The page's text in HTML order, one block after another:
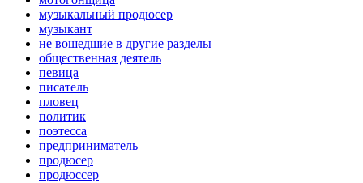
музыкальный продюсер
музыкант
не вошедшие в другие разделы
общественная деятель
певица
писатель
пловец
политик
поэтесса
предприниматель
продюсер
продюссер